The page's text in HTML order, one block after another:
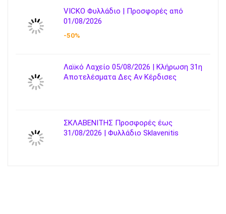
VICKO Φυλλάδιο | Προσφορές από
01/08/2026
-50%
Λαϊκό Λαχείο 05/08/2026 | Κλήρωση 31η
Αποτελέσματα Δες Αν Κέρδισες
ΣΚΛΑΒΕΝΙΤΗΣ Προσφορές έως
31/08/2026 | Φυλλάδιο Sklavenitis